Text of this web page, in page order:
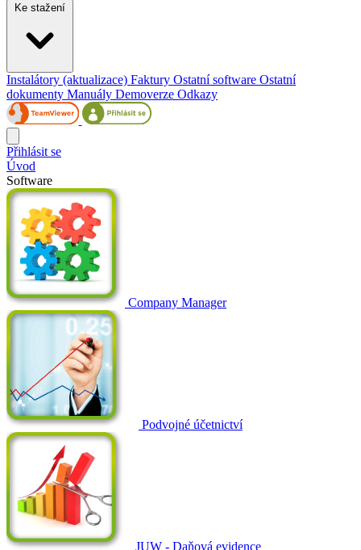
Ke stažení
Instalátory (aktualizace) Faktury Ostatní software Ostatní
dokumenty Manuály Demoverze Odkazy
Přihlásit se
Úvod
Software
Company Manager
Podvojné účetnictví
JUW - Daňová evidence